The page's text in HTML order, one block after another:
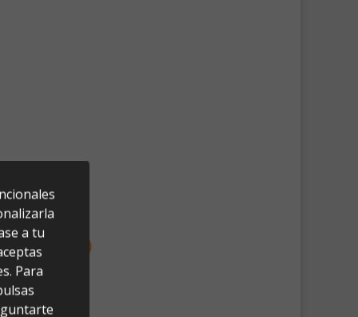
a tu
Para